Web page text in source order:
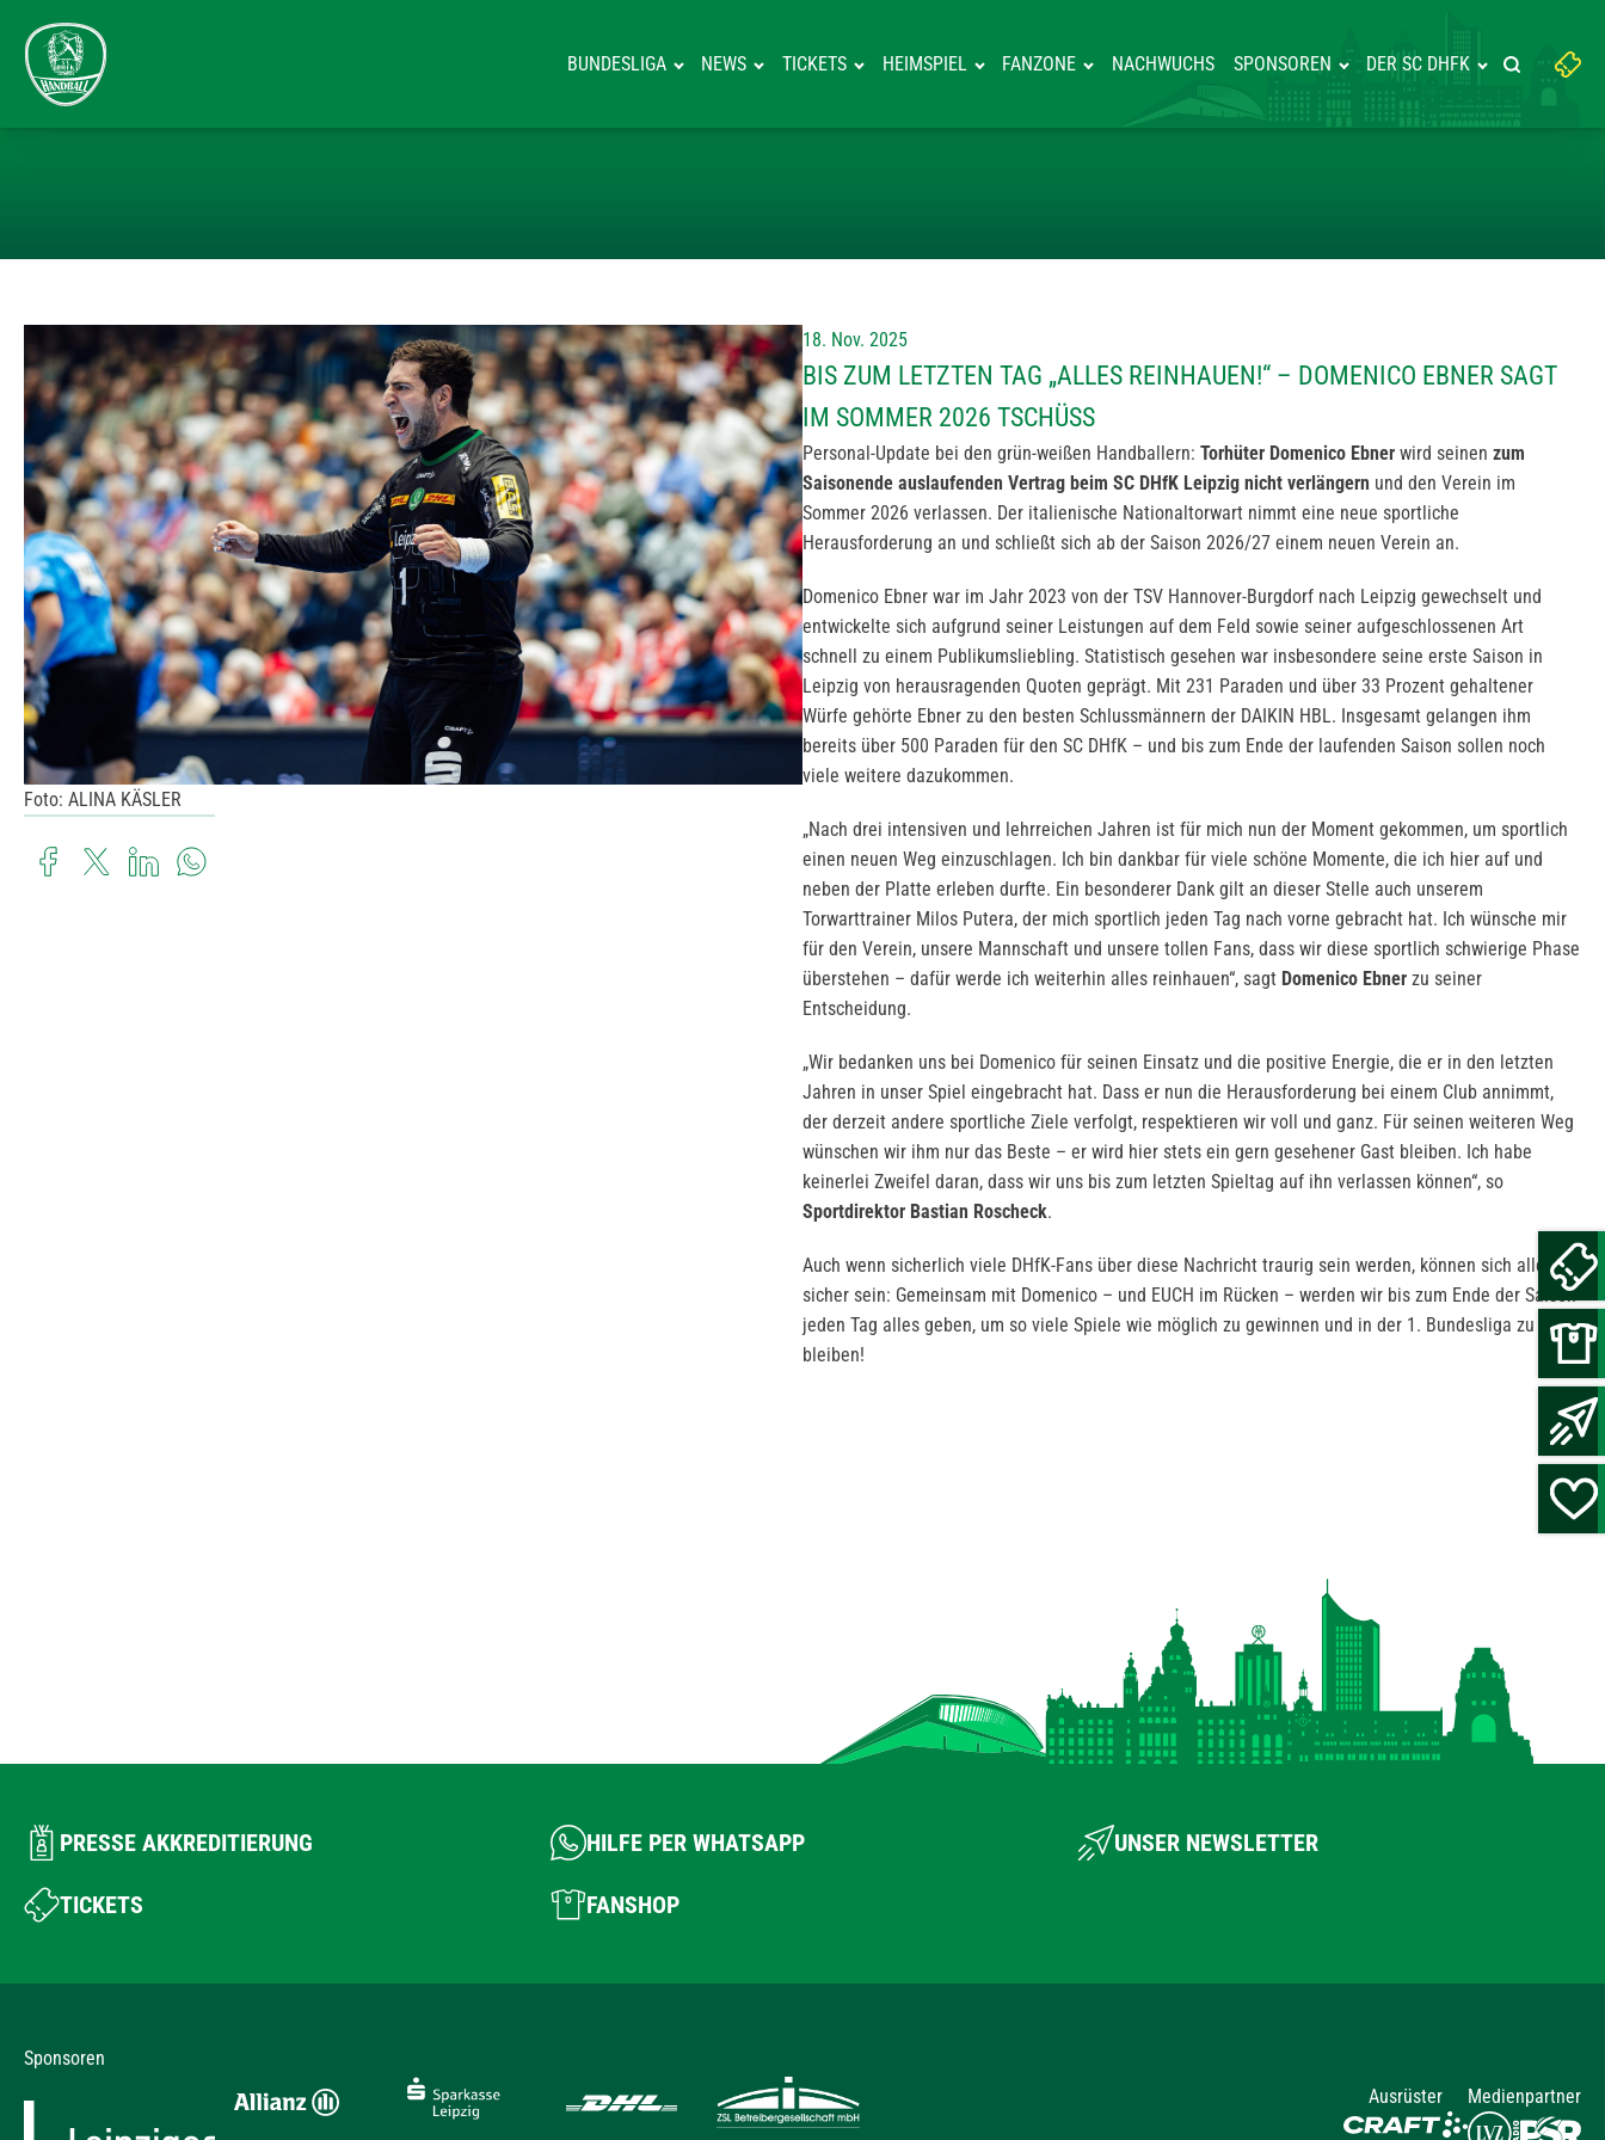
BUNDESLIGA NEWS TICKETS HEIMSPIEL FANZONE NACHWUCHS SPONSOREN DER SC DHFK
Suchbegriff
eingeben:
Suche
Foto: ALINA KÄSLER
18. Nov. 2025
BIS ZUM LETZTEN TAG „ALLES REINHAUEN!“ – DOMENICO EBNER SAGT
IM SOMMER 2026 TSCHÜSS
Personal-Update bei den grün-weißen Handballern: Torhüter Domenico Ebner wird seinen zum
Saisonende auslaufenden Vertrag beim SC DHfK Leipzig nicht verlängern und den Verein im
Sommer 2026 verlassen. Der italienische Nationaltorwart nimmt eine neue sportliche
Herausforderung an und schließt sich ab der Saison 2026/27 einem neuen Verein an.
Domenico Ebner war im Jahr 2023 von der TSV Hannover-Burgdorf nach Leipzig gewechselt und
entwickelte sich aufgrund seiner Leistungen auf dem Feld sowie seiner aufgeschlossenen Art
schnell zu einem Publikumsliebling. Statistisch gesehen war insbesondere seine erste Saison in
Leipzig von herausragenden Quoten geprägt. Mit 231 Paraden und über 33 Prozent gehaltener
Würfe gehörte Ebner zu den besten Schlussmännern der DAIKIN HBL. Insgesamt gelangen ihm
bereits über 500 Paraden für den SC DHfK – und bis zum Ende der laufenden Saison sollen noch
viele weitere dazukommen.
„Nach drei intensiven und lehrreichen Jahren ist für mich nun der Moment gekommen, um sportlich
einen neuen Weg einzuschlagen. Ich bin dankbar für viele schöne Momente, die ich hier auf und
neben der Platte erleben durfte. Ein besonderer Dank gilt an dieser Stelle auch unserem
Torwarttrainer Milos Putera, der mich sportlich jeden Tag nach vorne gebracht hat. Ich wünsche mir
für den Verein, unsere Mannschaft und unsere tollen Fans, dass wir diese sportlich schwierige Phase
überstehen – dafür werde ich weiterhin alles reinhauen“, sagt Domenico Ebner zu seiner
Entscheidung.
„Wir bedanken uns bei Domenico für seinen Einsatz und die positive Energie, die er in den letzten
Jahren in unser Spiel eingebracht hat. Dass er nun die Herausforderung bei einem Club annimmt,
der derzeit andere sportliche Ziele verfolgt, respektieren wir voll und ganz. Für seinen weiteren Weg
wünschen wir ihm nur das Beste – er wird hier stets ein gern gesehener Gast bleiben. Ich habe
keinerlei Zweifel daran, dass wir uns bis zum letzten Spieltag auf ihn verlassen können“, so
Sportdirektor Bastian Roscheck.
Auch wenn sicherlich viele DHfK-Fans über diese Nachricht traurig sein werden, können sich alle
sicher sein: Gemeinsam mit Domenico – und EUCH im Rücken – werden wir bis zum Ende der Saison
jeden Tag alles geben, um so viele Spiele wie möglich zu gewinnen und in der 1. Bundesliga zu
bleiben!
PRESSE AKKREDITIERUNG HILFE PER WHATSAPP UNSER NEWSLETTER
TICKETS FANSHOP
Sponsoren
Ausrüster
Medienpartner